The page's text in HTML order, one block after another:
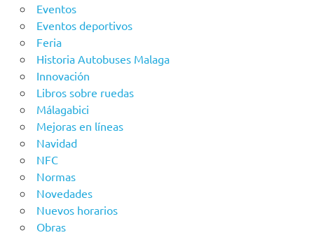
Eventos
Eventos deportivos
Feria
Historia Autobuses Malaga
Innovación
Libros sobre ruedas
Málagabici
Mejoras en líneas
Navidad
NFC
Normas
Novedades
Nuevos horarios
Obras